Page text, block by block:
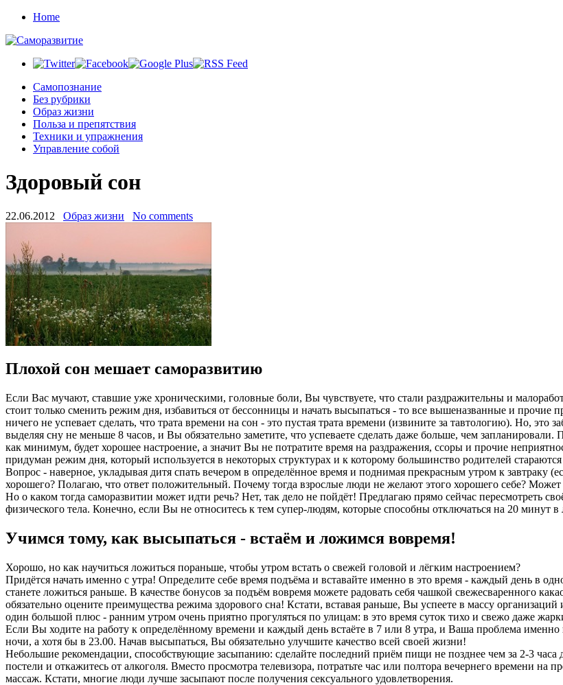
Home
Cамопознание
Без рубрики
Образ жизни
Польза и препятствия
Техники и упражнения
Управление собой
Здоровый сон
22.06.2012 Образ жизни No comments
Плохой сон мешает саморазвитию
Если Вас мучают, ставшие уже хроническими, головные боли, Вы чувствуете, что стали раздражительны и
стоит только сменить режим дня, избавиться от бессонницы и начать высыпаться - то все вышеназванные и прочие
ничего не успевает сделать, что трата времени на сон - это пустая трата времени (извините за тавтологию). Но, это
выделяя сну не меньше 8 часов, и Вы обязательно заметите, что успеваете сделать даже больше, чем
как минимум, будет хорошее настроение, а значит Вы не потратите время на раздражения, ссоры и прочие
придуман режим дня, который используется в некоторых структурах и к которому большинство родителей
Вопрос - наверное, укладывая дитя спать вечером в определённое время и поднимая прекрасным утром к завтраку
хорошего? Полагаю, что ответ положительный. Почему тогда взрослые люди не желают этого хорошего себе? Может
Но о каком тогда саморазвитии может идти речь? Нет, так дело не пойдёт! Предлагаю прямо сейчас пересмотреть
физического тела. Конечно, если Вы не относитесь к тем супер-людям, которые способны отключаться на 20 минут
Учимся тому, как высыпаться - встаём и ложимся вовремя!
Хорошо, но как научиться ложиться пораньше, чтобы утром встать о свежей головой и лёгким настроением?
Придётся начать именно с утра! Определите себе время подъёма и вставайте именно в это время - каждый день в
станете ложиться раньше. В качестве бонусов за подъём вовремя можете радовать себя чашкой свежесваренного
обязательно оцените преимущества режима здорового сна! Кстати, вставая раньше, Вы успеете в массу
один большой плюс - ранним утром очень приятно прогуляться по улицам: в это время суток тихо и свежо даже
Если Вы ходите на работу к определённому времени и каждый день встаёте в 7 или 8 утра, и Ваша проблема
ночи, а хотя бы в 23.00. Начав высыпаться, Вы обязательно улучшите качество всей своей жизни!
Небольшие рекомендации, способствующие засыпанию: сделайте последний приём пищи не позднее чем за 2-3 часа
постели и откажитесь от алкоголя. Вместо просмотра телевизора, потратьте час или полтора вечернего времени
массаж. Кстати, многие люди лучше засыпают после получения сексуального удовлетворения.